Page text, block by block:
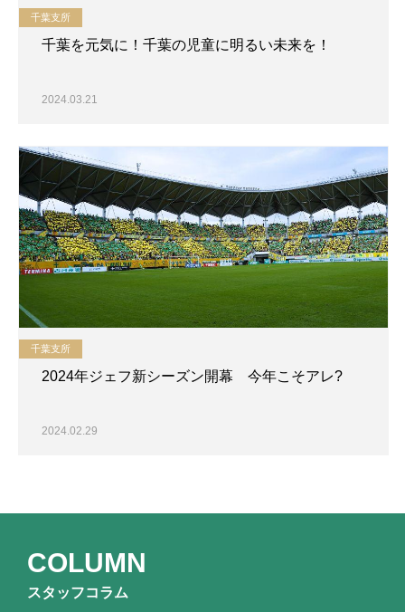
千葉支所
千葉を元気に！千葉の児童に明るい未来を！
2024.03.21
千葉支所
2024年ジェフ新シーズン開幕 今年こそアレ?
2024.02.29
COLUMN
スタッフコラム